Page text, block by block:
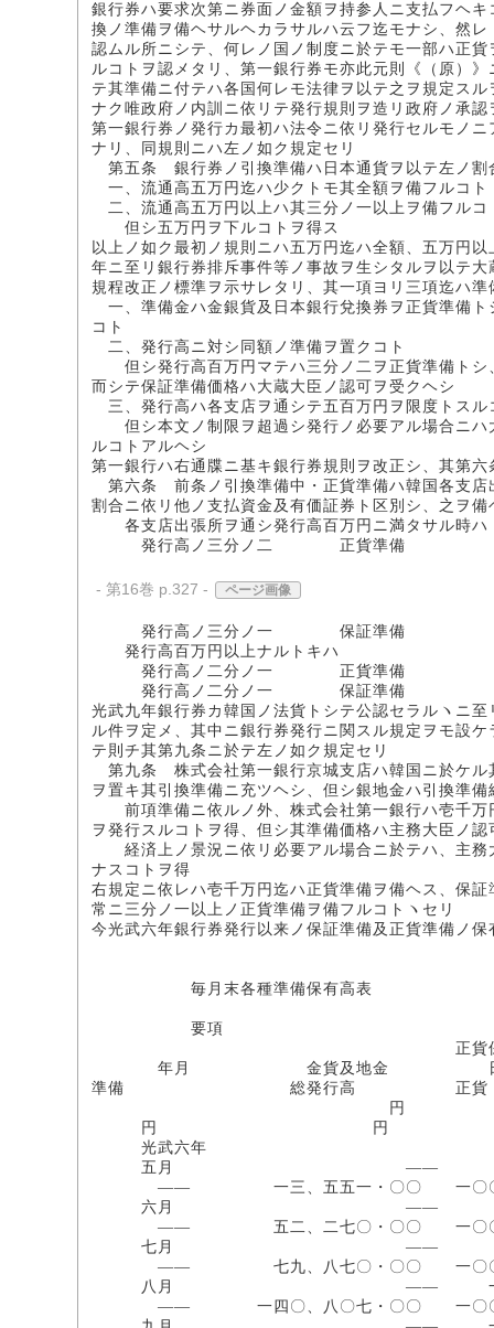
銀行券ハ要求次第ニ券面ノ金額ヲ持参人ニ支払フヘ
換ノ準備ヲ備ヘサルヘカラサルハ云フ迄モナシ、然
認ムル所ニシテ、何レノ国ノ制度ニ於テモ一部ハ正
ルコトヲ認メタリ、第一銀行券モ亦此元則《（原）
テ其準備ニ付テハ各国何レモ法律ヲ以テ之ヲ規定ス
ナク唯政府ノ内訓ニ依リテ発行規則ヲ造リ政府ノ承
第一銀行券ノ発行カ最初ハ法令ニ依リ発行セルモノ
ナリ、同規則ニハ左ノ如ク規定セリ
第五条 銀行券ノ引換準備ハ日本通貨ヲ以テ左ノ割
一、流通高五万円迄ハ少クトモ其全額ヲ備フルコト
二、流通高五万円以上ハ其三分ノ一以上ヲ備フルコ
但シ五万円ヲ下ルコトヲ得ス
以上ノ如ク最初ノ規則ニハ五万円迄ハ全額、五万円
年ニ至リ銀行券排斥事件等ノ事故ヲ生シタルヲ以テ
規程改正ノ標準ヲ示サレタリ、其一項ヨリ三項迄ハ
一、準備金ハ金銀貨及日本銀行兌換券ヲ正貨準備
コト
二、発行高ニ対シ同額ノ準備ヲ置クコト
但シ発行高百万円マテハ三分ノ二ヲ正貨準備トシ
而シテ保証準備価格ハ大蔵大臣ノ認可ヲ受クヘシ
三、発行高ハ各支店ヲ通シテ五百万円ヲ限度トスル
但シ本文ノ制限ヲ超過シ発行ノ必要アル場合ニハ
ルコトアルヘシ
第一銀行ハ右通牒ニ基キ銀行券規則ヲ改正シ、其第
第六条 前条ノ引換準備中・正貨準備ハ韓国各支店
割合ニ依リ他ノ支払資金及有価証券ト区別シ、之ヲ備
各支店出張所ヲ通シ発行高百万円ニ満タサル時ハ
発行高ノ三分ノ二 正貨準備
- 第16巻 p.327 - ページ画像
発行高ノ三分ノ一 保証準備
発行高百万円以上ナルトキハ
発行高ノ二分ノ一 正貨準備
発行高ノ二分ノ一 保証準備
光武九年銀行券カ韓国ノ法貨トシテ公認セラルヽニ
ル件ヲ定メ、其中ニ銀行券発行ニ関スル規定ヲモ設
テ則チ其第九条ニ於テ左ノ如ク規定セリ
第九条 株式会社第一銀行京城支店ハ韓国ニ於ケル
ヲ置キ其引換準備ニ充ツヘシ、但シ銀地金ハ引換準
前項準備ニ依ルノ外、株式会社第一銀行ハ壱千万
ヲ発行スルコトヲ得、但シ其準備価格ハ主務大臣ノ
経済上ノ景況ニ依リ必要アル場合ニ於テハ、主務
ナスコトヲ得
右規定ニ依レハ壱千万円迄ハ正貨準備ヲ備ヘス、保
常ニ三分ノ一以上ノ正貨準備ヲ備フルコトヽセリ
今光武六年銀行券発行以来ノ保証準備及正貨準備ノ
毎月末各種準備保有高表
要項
正貨保証百分
年月 金貨及地金
準備 総発行高 正貨
円
円 円
光武六年
五月 ―― 一三、五五
―― 一三、五五一・〇〇 一
六月 ―― 五二、二七
―― 五二、二七〇・〇〇 一
七月 ―― 七九、八七
―― 七九、八七〇・〇〇 一
八月 ―― 一四〇、八〇
―― 一四〇、八〇七・〇〇 一